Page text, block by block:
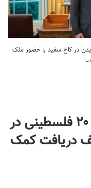
در کاخ سفید با حضور ملک
وزارت بهداشت غزه: ۲۰ فلسطینی در
دریافت کمک